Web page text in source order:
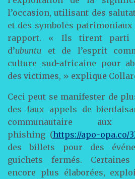
l’occasion, utilisant des
et des symboles
rapport. « Ils tirent parti
d’ubuntu et de l’esprit
culture sud-africaine pour
des victimes, » explique
Ceci peut se manifester de
des faux appels de
communautaire aux
phishing (https://apo-opa.co/
des billets pour des
guichets fermés.
encore plus élaborées,